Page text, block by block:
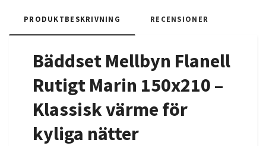
PRODUKTBESKRIVNING RECENSIONER
Bäddset Mellbyn Flanell
Rutigt Marin 150x210 –
Klassisk värme för
kyliga nätter